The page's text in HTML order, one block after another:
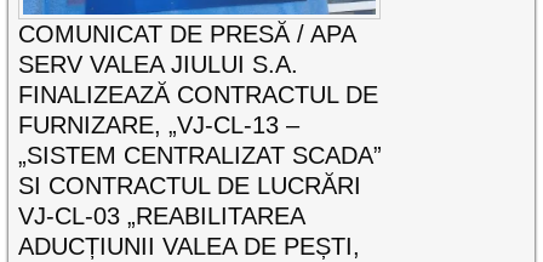
COMUNICAT DE PRESĂ / APA
SERV VALEA JIULUI S.A.
FINALIZEAZĂ CONTRACTUL DE
FURNIZARE, „VJ-CL-13 –
„SISTEM CENTRALIZAT SCADA”
SI CONTRACTUL DE LUCRĂRI
VJ-CL-03 „REABILITAREA
ADUCȚIUNII VALEA DE PEȘTI,